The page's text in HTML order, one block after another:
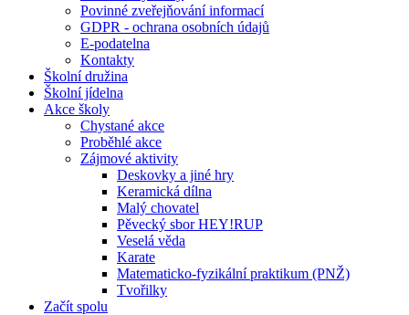
Povinné zveřejňování informací
GDPR - ochrana osobních údajů
E-podatelna
Kontakty
Školní družina
Školní jídelna
Akce školy
Chystané akce
Proběhlé akce
Zájmové aktivity
Deskovky a jiné hry
Keramická dílna
Malý chovatel
Pěvecký sbor HEY!RUP
Veselá věda
Karate
Matematicko-fyzikální praktikum (PNŽ)
Tvořilky
Začít spolu